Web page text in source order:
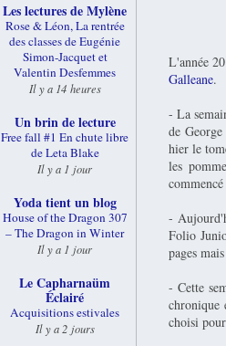
L'année
Galleane.
- La
de
hier le
les
commencé
-
Folio
pages
- Cette
chronique
choisi
Les lectures de Mylène
Rose & Léon, La rentrée
des classes de Eugénie
Simon-Jacquet et
Valentin Desfemmes
Il y a 14 heures
Un brin de lecture
Free fall #1 En chute libre
de Leta Blake
Il y a 1 jour
Yoda tient un blog
House of the Dragon 307
– The Dragon in Winter
Il y a 1 jour
Le Capharnaüm
Éclairé
Acquisitions estivales
Il y a 2 jours